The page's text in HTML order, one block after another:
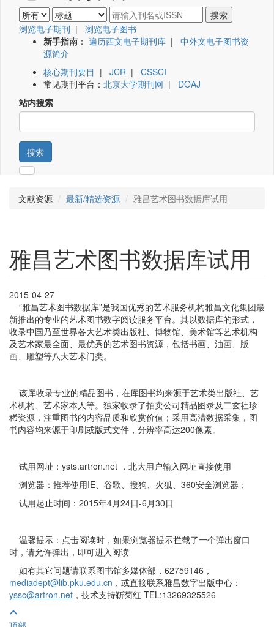
浏览电子期刊 | 浏览电子图书
新手指南 ： 遍历西文电子期刊库 | 中外文电子图书资
源简介
核心期刊要目 | JCR | CSSCI
常见期刊平台： 北京大学期刊网 | DOAJ
站内搜索
搜索
文献资源 最新/精选资源 雅昌艺术图书数据库试用
雅昌艺术图书数据库试用
2015-04-27
“雅昌艺术图书数据库”是我国优秀的艺术服务机构雅昌文化集团最
新推出的专业的艺术图书数字阅读服务平台。其以数据库的形式，
收录中国乃至世界各大艺术类出版社、博物馆、美术馆等艺术机构
及艺术家最全面、最优秀的艺术图书资源，包括书画、油画、版
画、雕塑等八大艺术门类。
该库收录专业的精品图书，在库图书均来源于艺术类出版社、艺
术机构、艺术家本人等。独家收录了拍卖公司精品图录及二玄社珍
稀资源，注重图书的内容品质和欣赏价值；采用高清数据采集，图
书内容均来源于印刷或版式文件，分辨率高达200像素。
试用网址：ysts.artron.net ，北大用户输入网址直接使用
浏览器：推荐使用IE、谷歌、搜狗、火狐、360安全浏览器；
试用起止时间：2015年4月24日-6月30日
温馨提示：点击阅读时，如果浏览器提示拦截了一个弹出窗口
时，请允许弹出，即可进入阅读
如有其它问题请联系图书馆多媒体部，62759146，
mediadept@lib.pku.edu.cn ，或直接联系雅昌数字出版中心：
yssc@artron.net ，技术支持靳菊红 TEL:13269325526